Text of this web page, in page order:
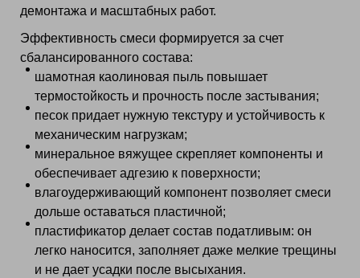
демонтажа и масштабных работ.
Эффективность смеси формируется за счет
сбалансированного состава:
шамотная каолиновая пыль повышает
термостойкость и прочность после застывания;
песок придает нужную текстуру и устойчивость к
механическим нагрузкам;
минеральное вяжущее скрепляет компоненты и
обеспечивает адгезию к поверхности;
влагоудерживающий компонент позволяет смеси
дольше оставаться пластичной;
пластификатор делает состав податливым: он
легко наносится, заполняет даже мелкие трещины
и не дает усадки после высыхания.